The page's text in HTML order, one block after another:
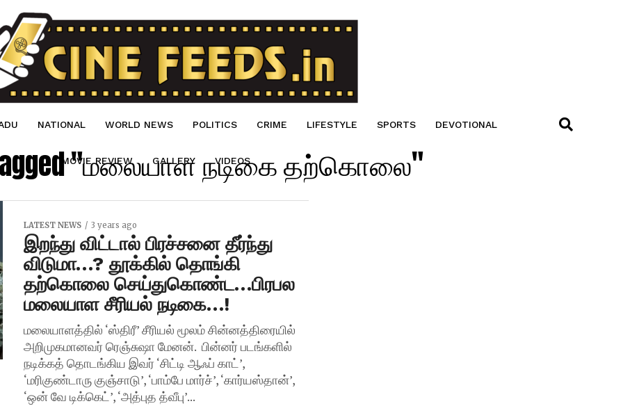
NATIONAL WORLD NEWS POLITICS CRIME LIFESTYLE SPORTS DEVOTIONAL
MOVIE REVIEW GALLERY VIDEOS
"மலையாள நடிகை தற்கொலை"
LATEST NEWS 3 years ago
இறந்து விட்டால் பிரச்சனை தீர்ந்து
விடுமா…? தூக்கில் தொங்கி
தற்கொலை செய்துகொண்ட…பிரபல
மலையாள சீரியல் நடிகை…!
மலையாளத்தில் ‘ஸ்திரீ’ சீரியல் மூலம் சின்னத்திரையில்
அறிமுகமானவர் ரெஞ்சுஷா மேனன். பின்னர் படங்களில்
நடிக்கத் தொடங்கிய இவர் ‘சிட்டி ஆஃப் காட்’,
‘மரிகுண்டாரு குஞ்சாடு’, ‘பாம்பே மார்ச்’, ‘கார்யஸ்தான்’,
‘ஒன் வே டிக்கெட்’, ‘அத்புத த்வீபு’...